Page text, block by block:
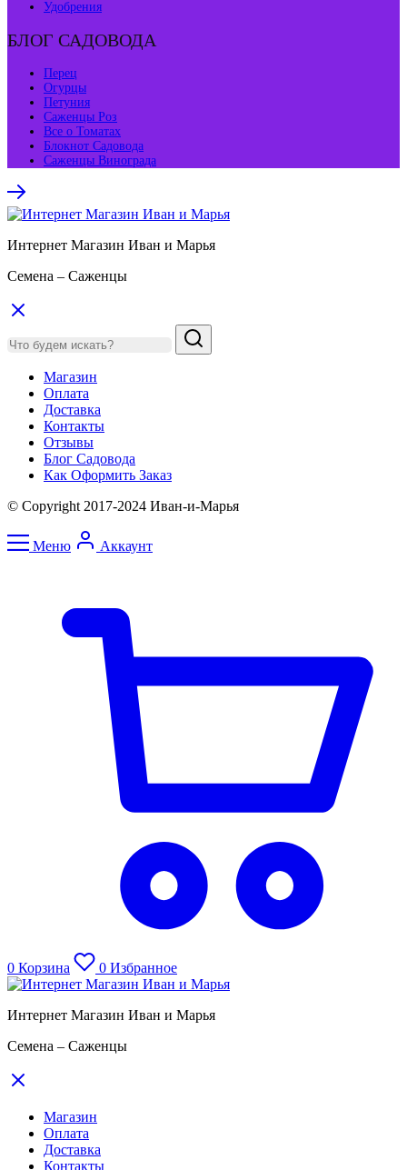
Удобрения
БЛОГ САДОВОДА
Перец
Огурцы
Петуния
Саженцы Роз
Все о Томатах
Блокнот Садовода
Саженцы Винограда
Интернет Магазин Иван и Марья
Семена – Саженцы
Магазин
Оплата
Доставка
Контакты
Отзывы
Блог Садовода
Как Оформить Заказ
© Copyright 2017-2024 Иван-и-Марья
Меню Аккаунт
0 Корзина 0 Избранное
Интернет Магазин Иван и Марья
Семена – Саженцы
Магазин
Оплата
Доставка
Контакты